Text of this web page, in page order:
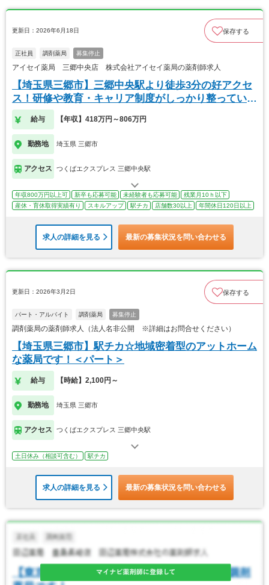
更新日：2026年6月18日 保存する
正社員 調剤薬局 募集停止
アイセイ薬局 三郷中央店 株式会社アイセイ薬局の薬剤師求人
【埼玉県三郷市】三郷中央駅より徒歩3分の好アクセ
ス！研修や教育・キャリア制度がしっかり整っていま
す。
給与 【年収】418万円～806万円
勤務地 埼玉県 三郷市
アクセス つくばエクスプレス 三郷中央駅
年収800万円以上可 新卒も応募可能 未経験者も応募可能
残業月10ｈ以下
産休・育休取得実績有り
スキルアップ 駅チカ 店舗数30以上 年間休日120日以上
求人の詳細を見る 最新の募集状況を問い合わせる
更新日：2026年3月2日 保存する
パート・アルバイト 調剤薬局 募集停止
調剤薬局の薬剤師求人（法人名非公開 ※詳細はお問合せください）
【埼玉県三郷市】駅チカ☆地域密着型のアットホーム
な薬局です！＜パート＞
給与 【時給】2,100円～
勤務地 埼玉県 三郷市
アクセス つくばエクスプレス 三郷中央駅
土日休み（相談可含む） 駅チカ
求人の詳細を見る 最新の募集状況を問い合わせる